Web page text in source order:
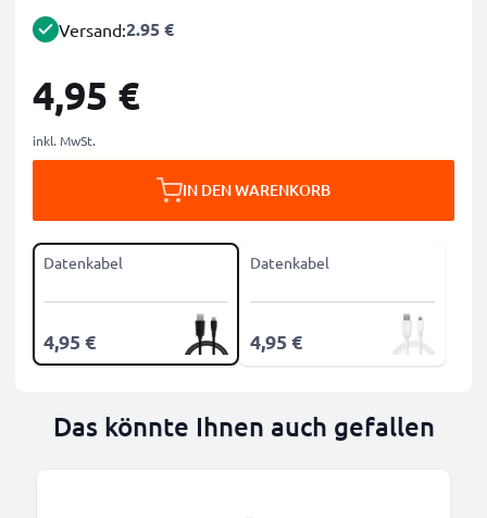
Versand:2.95 €
4,95 €
inkl. MwSt.
IN DEN WARENKORB
Datenkabel
4,95 €
Datenkabel
4,95 €
Das könnte Ihnen auch gefallen